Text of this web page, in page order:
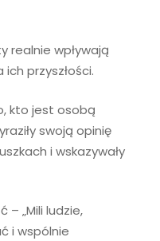
realnie wpływają
przyszłości.
kto jest osobą
swoją opinię
i wskazywały
– „Mili ludzie,
i wspólnie